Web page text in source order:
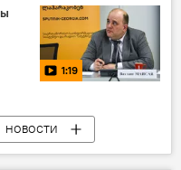
университет
1:19
НОВОСТИ
Видео